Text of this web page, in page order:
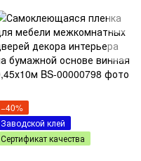
−40%
Заводской клей
Сертификат качества